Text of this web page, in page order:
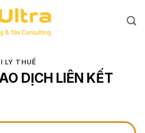
LÝ THUẾ
DỊCH LIÊN KẾT